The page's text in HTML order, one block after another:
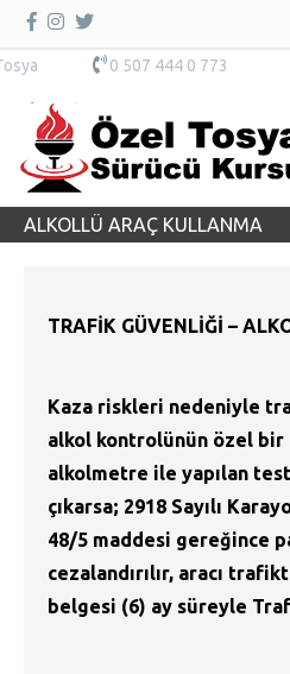
0 507 444 0 773
ALKOLLÜ ARAÇ KULLANMA
TRAFİK GÜVENLİĞİ –
Kaza riskleri nedeniyle
alkol kontrolünün özel bir
alkolmetre ile yapılan
çıkarsa; 2918 Sayılı
48/5 maddesi gereğince
cezalandırılır, aracı
belgesi (6) ay süreyle